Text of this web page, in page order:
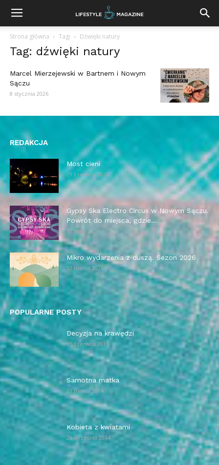
Strona główna Tagi Dźwięki natury
Tag: dźwięki natury
Marcel Mierzejewski w Bartnem i Nowym
Sączu
8 stycznia 2026
REDAKCJA
Most cieni
29 czerwca 2026
Gypsy Ska Electro Circus w Nowym Sączu.
Powrót do miejsca, gdzie...
13 maja 2026
Mikro wydarzenia z duszą. Sezon 2026
12 marca 2026
POPULARNE POSTY
Decyzja na krawędzi
15 czerwca 2015
Samotna matka
21 marca 2014
Kobieta z kwiatami
28 września 2014